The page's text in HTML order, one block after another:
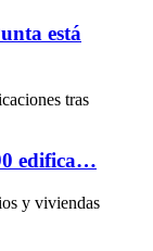
está
edifica…